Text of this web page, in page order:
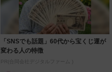
「SNSでも話題」60代から宝くじ運が
変わる人の特徴
PR(合同会社デジタルファーム )